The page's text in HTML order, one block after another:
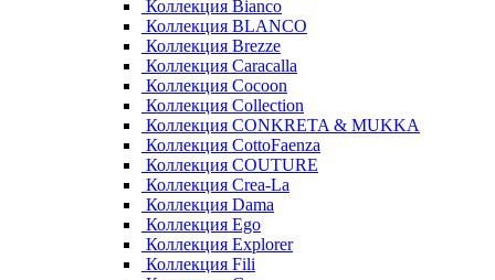
Коллекция Bianco
Коллекция BLANCO
Коллекция Brezze
Коллекция Caracalla
Коллекция Cocoon
Коллекция Collection
Коллекция CONKRETA & MUKKA
Коллекция CottoFaenza
Коллекция COUTURE
Коллекция Crea-La
Коллекция Dama
Коллекция Ego
Коллекция Explorer
Коллекция Fili